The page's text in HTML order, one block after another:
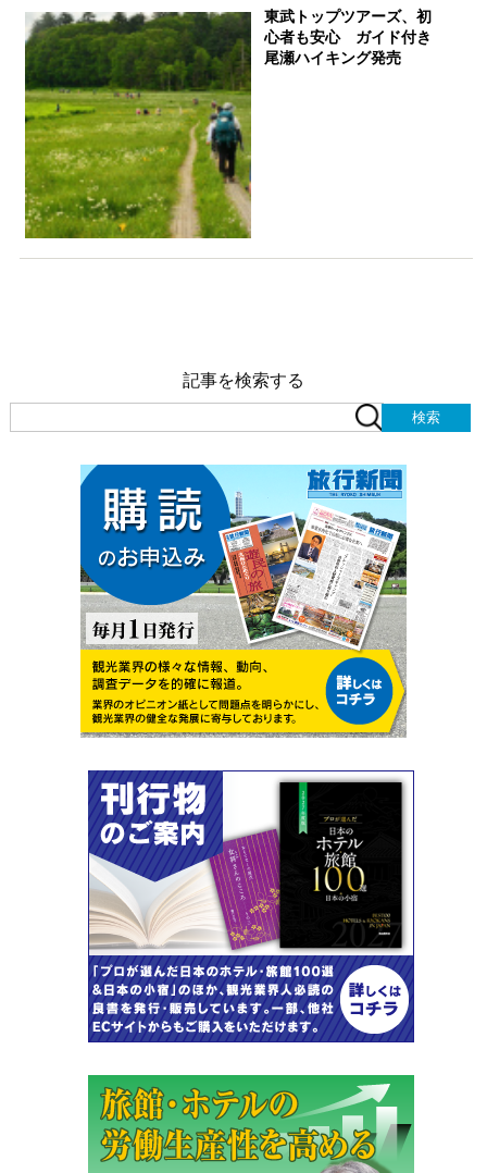
東武トップツアーズ、初
心者も安心 ガイド付き
尾瀬ハイキング発売
記事を検索する